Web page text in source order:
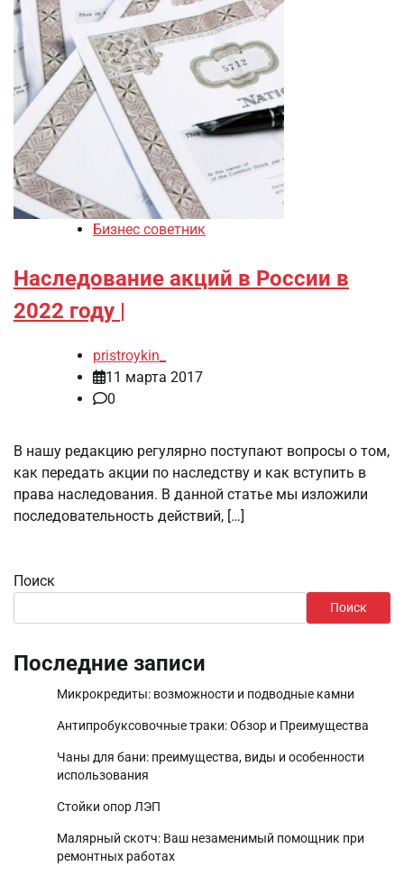
Бизнес советник
Наследование акций в России в
2022 году |
pristroykin_
11 марта 2017
0
В нашу редакцию регулярно поступают вопросы о том,
как передать акции по наследству и как вступить в
права наследования. В данной статье мы изложили
последовательность действий, […]
Поиск
Поиск
Последние записи
Микрокредиты: возможности и подводные камни
Антипробуксовочные траки: Обзор и Преимущества
Чаны для бани: преимущества, виды и особенности
использования
Стойки опор ЛЭП
Малярный скотч: Ваш незаменимый помощник при
ремонтных работах